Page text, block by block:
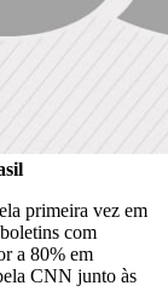
primeira vez em
com
a 80% em
CNN junto às